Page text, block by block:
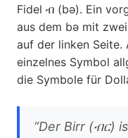
Fidel ብ (bə). Ein
aus dem bə mit
auf der linken Seite.
einzelnes Symbol
die Symbole für
“Der Birr (ብር)